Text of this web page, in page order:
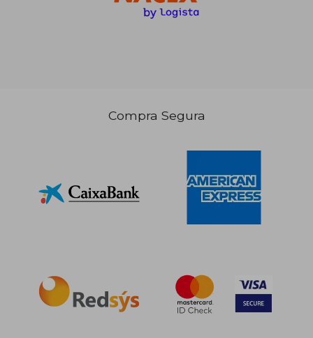
Compra Segura